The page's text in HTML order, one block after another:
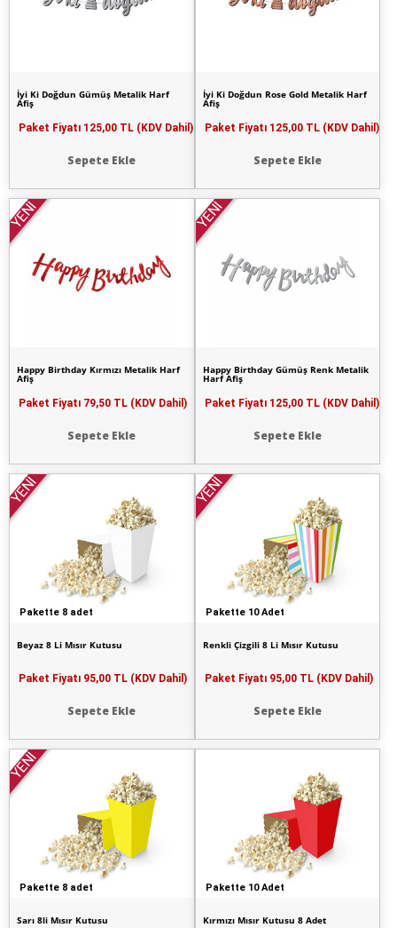
İyi Ki Doğdun Gümüş Metalik Harf
Afiş
Paket Fiyatı 125,00 TL (KDV Dahil)
Sepete Ekle
İyi Ki Doğdun Rose Gold Metalik Harf
Afiş
Paket Fiyatı 125,00 TL (KDV Dahil)
Sepete Ekle
YENİ
Happy Birthday Kırmızı Metalik Harf
Afiş
Paket Fiyatı 79,50 TL (KDV Dahil)
Sepete Ekle
YENİ
Happy Birthday Gümüş Renk Metalik
Harf Afiş
Paket Fiyatı 125,00 TL (KDV Dahil)
Sepete Ekle
Pakette 8 adet
YENİ
Beyaz 8 Li Mısır Kutusu
Paket Fiyatı 95,00 TL (KDV Dahil)
Sepete Ekle
Pakette 10 Adet
YENİ
Renkli Çizgili 8 Li Mısır Kutusu
Paket Fiyatı 95,00 TL (KDV Dahil)
Sepete Ekle
Pakette 8 adet
YENİ
Sarı 8li Mısır Kutusu
Pakette 10 Adet
Kırmızı Mısır Kutusu 8 Adet